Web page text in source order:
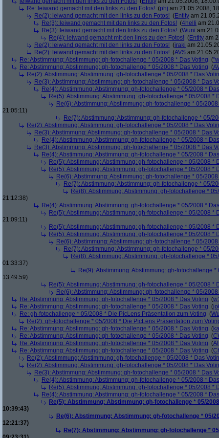
Re: leiwand gemacht mit den links zu den Fotos! (phj am 21.05.2008,
Re(2): leiwand gemacht mit den links zu den Fotos! (Entity am
Re(3): leiwand gemacht mit den links zu den Fotos! (4helli am
Re(3): leiwand gemacht mit den links zu den Fotos! (Wuni am
Re(4): leiwand gemacht mit den links zu den Fotos! (Entity am
Re(2): leiwand gemacht mit den links zu den Fotos! (iraki am
Re(2): leiwand gemacht mit den links zu den Fotos! (AVS am
Re: Abstimmung: Abstimmung: gh-fotochallenge * 05/2008 * Das Voting (
Re: Abstimmung: Abstimmung: gh-fotochallenge * 05/2008 * Das Voting (
Re(2): Abstimmung: Abstimmung: gh-fotochallenge * 05/2008 * Das
Re(3): Abstimmung: Abstimmung: gh-fotochallenge * 05/2008 * Das
Re(4): Abstimmung: Abstimmung: gh-fotochallenge * 05/2008 *
Re(5): Abstimmung: Abstimmung: gh-fotochallenge * 05/2008 *
Re(6): Abstimmung: Abstimmung: gh-fotochallenge * 05/
21:05:11)
Re(7): Abstimmung: Abstimmung: gh-fotochallenge * 05/
Re(2): Abstimmung: Abstimmung: gh-fotochallenge * 05/2008 * Das
Re(3): Abstimmung: Abstimmung: gh-fotochallenge * 05/2008 * Das
Re(4): Abstimmung: Abstimmung: gh-fotochallenge * 05/2008 *
Re(3): Abstimmung: Abstimmung: gh-fotochallenge * 05/2008 * Das
Re(4): Abstimmung: Abstimmung: gh-fotochallenge * 05/2008 *
Re(5): Abstimmung: Abstimmung: gh-fotochallenge * 05/2008 *
Re(5): Abstimmung: Abstimmung: gh-fotochallenge * 05/2008 *
Re(6): Abstimmung: Abstimmung: gh-fotochallenge * 05/
Re(7): Abstimmung: Abstimmung: gh-fotochallenge * 05/
Re(8): Abstimmung: Abstimmung: gh-fotochallenge *
21:12:38)
Re(4): Abstimmung: Abstimmung: gh-fotochallenge * 05/2008 *
Re(5): Abstimmung: Abstimmung: gh-fotochallenge * 05/2008 *
21:09:11)
Re(5): Abstimmung: Abstimmung: gh-fotochallenge * 05/2008 *
Re(5): Abstimmung: Abstimmung: gh-fotochallenge * 05/2008 *
Re(6): Abstimmung: Abstimmung: gh-fotochallenge * 05/
Re(7): Abstimmung: Abstimmung: gh-fotochallenge * 05/
Re(8): Abstimmung: Abstimmung: gh-fotochallenge *
01:33:37)
Re(9): Abstimmung: Abstimmung: gh-fotochallenge
13:49:59)
Re(5): Abstimmung: Abstimmung: gh-fotochallenge * 05/2008 *
Re(6): Abstimmung: Abstimmung: gh-fotochallenge * 05/
Re: Abstimmung: Abstimmung: gh-fotochallenge * 05/2008 * Das Voting (
Re: Abstimmung: Abstimmung: gh-fotochallenge * 05/2008 * Das Voting (
Re: gh-fotochallenge * 05/2008 * Die PicLens Präsentation zum Voting (
Re(2): gh-fotochallenge * 05/2008 * Die PicLens Präsentation zum
Re: Abstimmung: Abstimmung: gh-fotochallenge * 05/2008 * Das Voting (
Re: Abstimmung: Abstimmung: gh-fotochallenge * 05/2008 * Das Voting (
Re: Abstimmung: Abstimmung: gh-fotochallenge * 05/2008 * Das Voting (
Re: Abstimmung: Abstimmung: gh-fotochallenge * 05/2008 * Das Voting (
Re(2): Abstimmung: Abstimmung: gh-fotochallenge * 05/2008 * Das
Re(2): Abstimmung: Abstimmung: gh-fotochallenge * 05/2008 * Das
Re(3): Abstimmung: Abstimmung: gh-fotochallenge * 05/2008 * Das
Re(4): Abstimmung: Abstimmung: gh-fotochallenge * 05/2008 *
Re(5): Abstimmung: Abstimmung: gh-fotochallenge * 05/2008 *
Re(4): Abstimmung: Abstimmung: gh-fotochallenge * 05/2008 *
Re(5): Abstimmung: Abstimmung: gh-fotochallenge * 05/
10:39:43)
Re(6): Abstimmung: Abstimmung: gh-fotochallenge * 05/
12:21:37)
Re(7): Abstimmung: Abstimmung: gh-fotochallenge *